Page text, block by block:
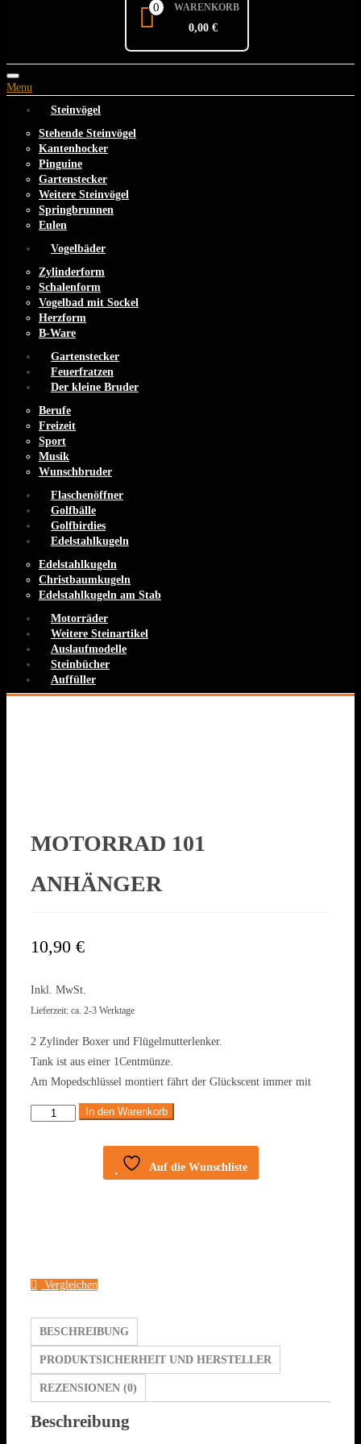
0 WARENKORB
0,00 €
Toggle
navigation
Menu
Steinvögel
Stehende Steinvögel
Kantenhocker
Pinguine
Gartenstecker
Weitere Steinvögel
Springbrunnen
Eulen
Vogelbäder
Zylinderform
Schalenform
Vogelbad mit Sockel
Herzform
B-Ware
Gartenstecker
Feuerfratzen
Der kleine Bruder
Berufe
Freizeit
Sport
Musik
Wunschbruder
Flaschenöffner
Golfbälle
Golfbirdies
Edelstahlkugeln
Edelstahlkugeln
Christbaumkugeln
Edelstahlkugeln am Stab
Motorräder
Weitere Steinartikel
Auslaufmodelle
Steinbücher
Auffüller
MOTORRAD 101
ANHÄNGER
10,90 €
Inkl. MwSt.
Lieferzeit: ca. 2-3 Werktage
2 Zylinder Boxer und Flügelmutterlenker.
Tank ist aus einer 1Centmünze.
Am Mopedschlüssel montiert fährt der Glückscent immer mit
Motorrad
In den Warenkorb
Auf die Wunschliste
Vergleichen
BESCHREIBUNG
PRODUKTSICHERHEIT UND HERSTELLER
REZENSIONEN (0)
Beschreibung